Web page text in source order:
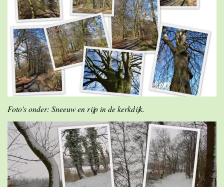
Foto's onder: Sneeuw en rijp in de kerkdijk.